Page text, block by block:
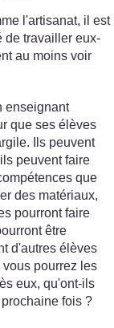
l'artisanat, il est
de travailler eux-
au moins voir
enseignant
que ses élèves
Ils peuvent
peuvent faire
que
des matériaux,
pourront faire
être
d'autres élèves
pourrez les
eux, qu'ont-ils
fois ?